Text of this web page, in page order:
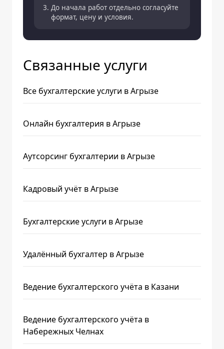
До начала работ отдельно согласуйте
формат, цену и условия.
Связанные услуги
Все бухгалтерские услуги в Агрызе
Онлайн бухгалтерия в Агрызе
Аутсорсинг бухгалтерии в Агрызе
Кадровый учёт в Агрызе
Бухгалтерские услуги в Агрызе
Удалённый бухгалтер в Агрызе
Ведение бухгалтерского учёта в Казани
Ведение бухгалтерского учёта в
Набережных Челнах